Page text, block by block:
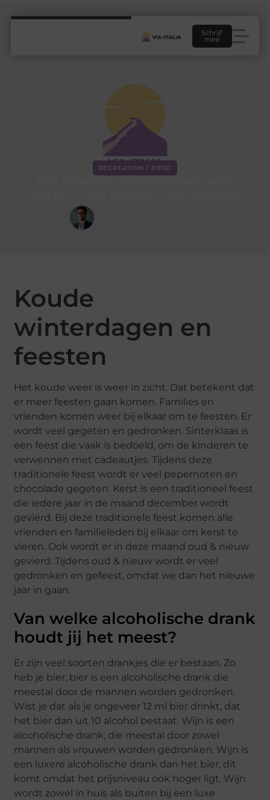
Schrijf
mee
RECREATION / FOOD
Koude
winterdagen en
feesten
Het koude weer is weer in zicht. Dat betekent dat
er meer feesten gaan komen. Families en
vrienden komen weer bij elkaar om te feesten. Er
wordt veel gegeten en gedronken. Sinterklaas is
een feest die vaak is bedoeld, om de kinderen te
verwennen met cadeautjes. Tijdens deze
traditionele feest wordt er veel pepernoten en
chocolade gegeten. Kerst is een traditioneel feest
die iedere jaar in de maand december wordt
gevierd. Bij deze traditionele feest komen alle
vrienden en familieleden bij elkaar om kerst te
vieren. Ook wordt er in deze maand oud & nieuw
gevierd. Tijdens oud & nieuw wordt er veel
gedronken en gefeest, omdat we dan het nieuwe
jaar in gaan.
Van welke alcoholische drank
houdt jij het meest?
Er zijn veel soorten drankjes die er bestaan. Zo
heb je bier, bier is een alcoholische drank die
meestal door de mannen worden gedronken.
Wist je dat als je ongeveer 12 ml bier drinkt, dat
het bier dan uit 10 alcohol bestaat. Wijn is een
alcoholische drank, die meestal door zowel
mannen als vrouwen worden gedronken. Wijn is
een luxere alcoholische drank dan het bier, dit
komt omdat het prijsniveau ook hoger ligt. Wijn
wordt zowel in huis als buiten bij een luxe